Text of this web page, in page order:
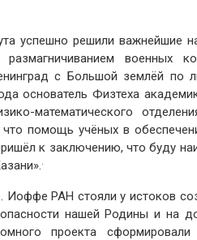
успешно решили важнейшие
военных
с Большой землёй по
основатель Физтеха
математического
помощь учёных в
к заключению, что буду
.
РАН стояли у истоков
нашей Родины и на
проекта